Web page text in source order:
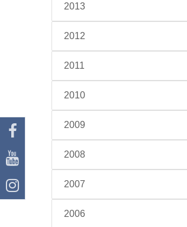
2013
2012
2011
2010
2009
2008
2007
2006